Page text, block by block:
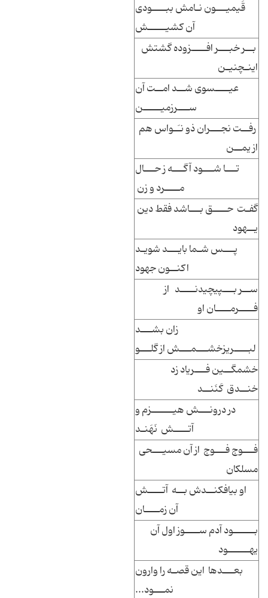
قَیمیـــون نـامش ببــــودی
آن کشیـــــش
بــر خبـــر افــــزوده گشتش
اینـچنیـن
عیــــسوی شــد امــت آن
ســـرزمیـــــن
رفــت نجـــران ذو نـَـواس هم
از یمــن
تـــا شـــود آگـــه ز حـــال
مــــرد و زن
گفـت حــــق بـــاشد فقط دین
یــهود
پـــس شـما بایـــد شویـد
اکنــون جهود
ســر بـــپیچیدنــــد از
فــــرمــــان او
زان بشـــد
لبــــریزخشـــمـــش از گلـــو
خشمگــین فـــریاد زد
خنــدق کَنَنــد
در درونـــش هیــــــزم و
آتــــش نَهَنـد
فـــوج فـــوج از آن مسیـــحی
مسلکان
او بیافکنــدش بــه آتــــش
آن زمــــان
بــــــود آدم ســــوز اول آن
یهــــــود
بعـــدها این قصـه را وارون
نمـــود...